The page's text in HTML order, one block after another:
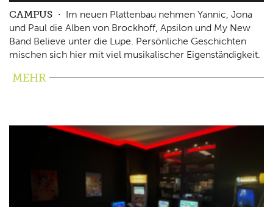
CAMPUS
Im neuen Plattenbau nehmen Yannic, Jona
und Paul die Alben von Brockhoff, Apsilon und My New
Band Believe unter die Lupe. Persönliche Geschichten
mischen sich hier mit viel musikalischer Eigenständigkeit.
MEHR